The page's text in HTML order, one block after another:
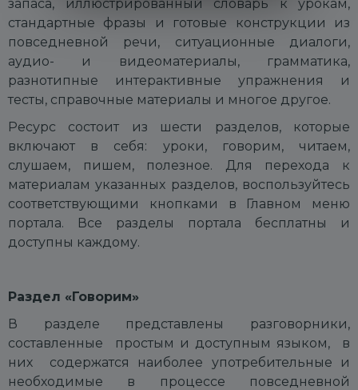
запаса, иллюстрированный словарь к урокам,
стандартные фразы и готовые конструкции из
повседневной речи, ситуационные диалоги,
аудио- и видеоматериалы, грамматика,
разнотипные интерактивные упражнения и
тесты, справочные материалы и многое другое.
Ресурс состоит из шести разделов, которые
включают в себя: уроки, говорим, ч итаем,
слушаем, пи шем, полезное. Для перехода к
материалам указанных разделов, воспользуйтесь
соответствующими кнопками в Главном меню
портала.
Все разделы портала бесплатны и
доступны каждому.
Раздел «Говорим»
В разделе представлены разговорники,
составленные простым и доступным языком, в
них содержатся наиболее употребительные и
необходимые в процессе повседневной